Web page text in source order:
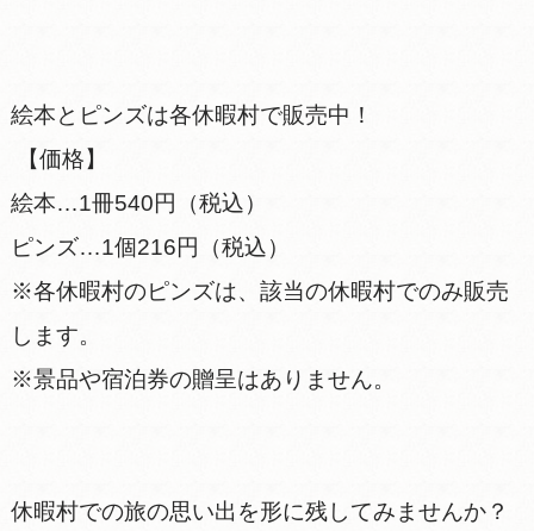
絵本とピンズは各休暇村で販売中！
【価格】
絵本…1冊540円（税込）
ピンズ…1個216円（税込）
※各休暇村のピンズは、該当の休暇村でのみ販売
します。
※景品や宿泊券の贈呈はありません。
休暇村での旅の思い出を形に残してみませんか？